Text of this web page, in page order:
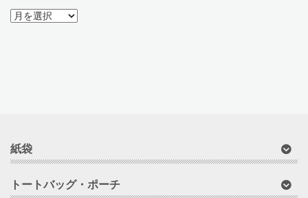
ア
紙袋
トートバッグ・ポーチ